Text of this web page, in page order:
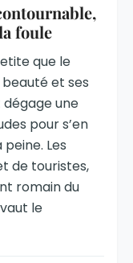
foule
que le
et ses
dégage une
pour s’en
Les
de touristes,
romain du
le